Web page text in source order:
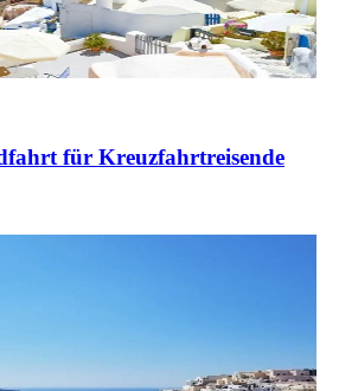
für Kreuzfahrtreisende